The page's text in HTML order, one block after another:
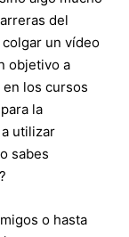
del
un vídeo
objetivo a
los cursos
la
utilizar
sabes
o hasta